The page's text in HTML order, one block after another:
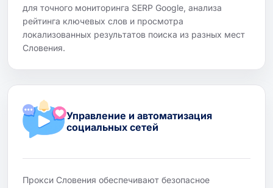
для точного мониторинга SERP Google, анализа
рейтинга ключевых слов и просмотра
локализованных результатов поиска из разных мест
Словения.
Управление и автоматизация
социальных сетей
Прокси Словения обеспечивают безопасное